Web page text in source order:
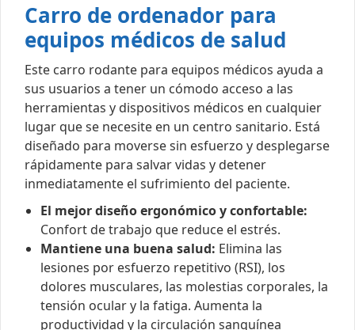
Carro de ordenador para
equipos médicos de salud
Este carro rodante para equipos médicos ayuda a
sus usuarios a tener un cómodo acceso a las
herramientas y dispositivos médicos en cualquier
lugar que se necesite en un centro sanitario. Está
diseñado para moverse sin esfuerzo y desplegarse
rápidamente para salvar vidas y detener
inmediatamente el sufrimiento del paciente.
El mejor diseño ergonómico y confortable:
Confort de trabajo que reduce el estrés.
Mantiene una buena salud: Elimina las
lesiones por esfuerzo repetitivo (RSI), los
dolores musculares, las molestias corporales, la
tensión ocular y la fatiga. Aumenta la
productividad y la circulación sanguínea